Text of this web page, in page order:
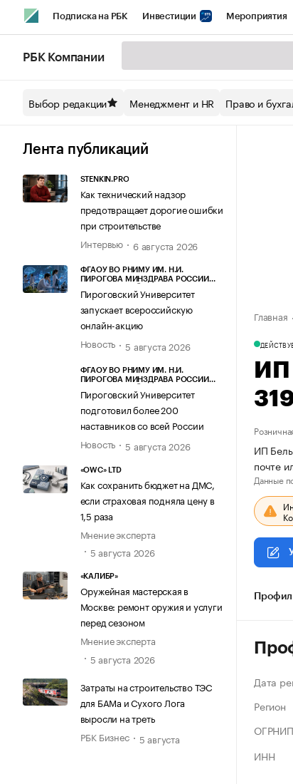
Подписка на РБК Инвестиции Мероприятия
Спецпроекты СПб Конференции СПб
Технологии и медиа
РБК Компании
Выбор редакции Менеджмент и HR Право и
Лента публикаций
STENKIN.PRO
Как технический надзор
предотвращает дорогие ошибки
при строительстве
Интервью
6 августа 2026
ФГАОУ ВО РНИМУ ИМ. Н.И.
ПИРОГОВА МИНЗДРАВА РОССИИ
Пироговский Университет
запускает всероссийскую
онлайн-акцию
Новость
5 августа 2026
ФГАОУ ВО РНИМУ ИМ. Н.И.
ПИРОГОВА МИНЗДРАВА РОССИИ
Пироговский Университет
подготовил более 200
наставников со всей России
Новость
5 августа 2026
«OWC» LTD
Как сохранить бюджет на ДМС,
если страховая подняла цену в
1,5 раза
Мнение эксперта
5 августа 2026
«КАЛИБР»
Оружейная мастерская в
Москве: ремонт оружия и услуги
перед сезоном
Мнение эксперта
5 августа 2026
Затраты на строительство ТЭС
для БАМа и Сухого Лога
выросли на треть
РБК Бизнес
5 августа
Главная
ИП
ИП
почте
Данные
Дата
Регион
ОГРНИП
ИНН